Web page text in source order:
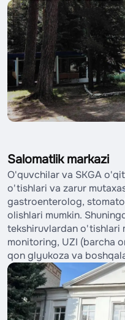
Salomatlik markazi
O'quvchilar va SKGA
o'tishlari va zarur
gastroenterolog,
olishlari mumkin.
tekshiruvlardan o'tishlari
monitoring, UZI (barcha
qon glyukoza va